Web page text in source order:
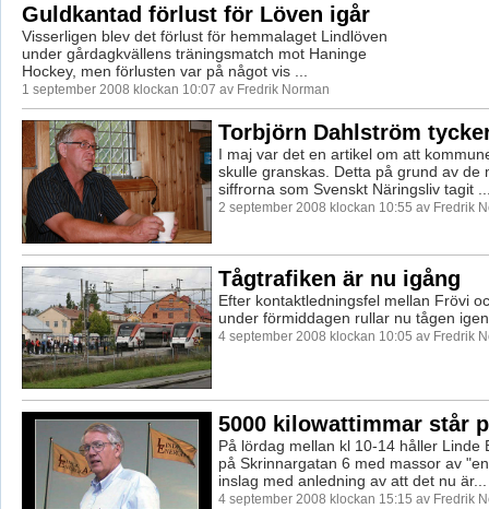
Guldkantad förlust för Löven igår
Visserligen blev det förlust för hemmalaget Lindlöven
under gårdagkvällens träningsmatch mot Haninge
Hockey, men förlusten var på något vis ...
1 september 2008 klockan 10:07 av Fredrik Norman
Torbjörn Dahlström
I maj var det en artikel om att
skulle granskas. Detta på grund av de
siffrorna som Svenskt Näringsliv tagit
2 september 2008 klockan 10:55 av Fredrik
Tågtrafiken är nu igång
Efter kontaktledningsfel mellan Frövi
under förmiddagen rullar nu tågen
4 september 2008 klockan 10:05 av Fredrik
5000 kilowattimmar står
På lördag mellan kl 10-14 håller Linde
på Skrinnargatan 6 med massor av
inslag med anledning av att det nu är...
4 september 2008 klockan 15:15 av Fredrik